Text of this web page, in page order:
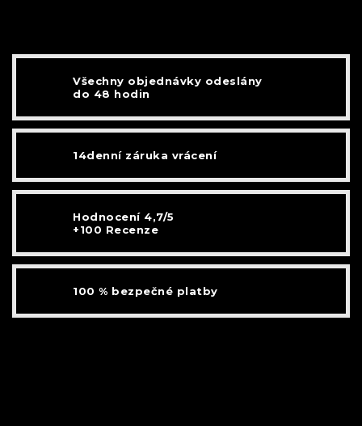
Všechny objednávky odeslány
do 48 hodin
14denní záruka vrácení
Hodnocení 4,7/5
+100 Recenze
100 % bezpečné platby